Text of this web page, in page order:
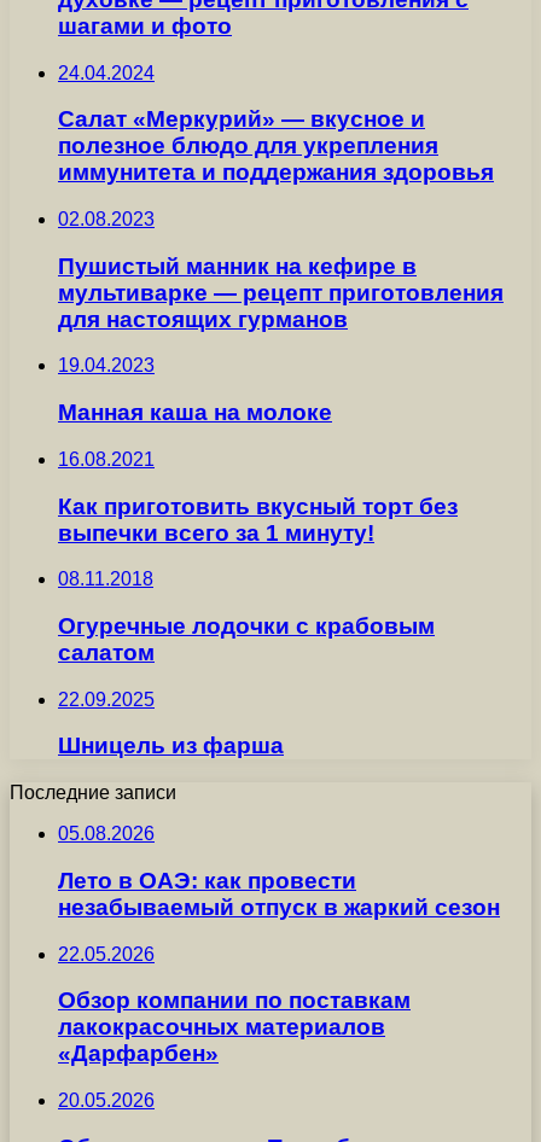
шагами и фото
24.04.2024
Салат «Меркурий» — вкусное и
полезное блюдо для укрепления
иммунитета и поддержания здоровья
02.08.2023
Пушистый манник на кефире в
мультиварке — рецепт приготовления
для настоящих гурманов
19.04.2023
Манная каша на молоке
16.08.2021
Как приготовить вкусный торт без
выпечки всего за 1 минуту!
08.11.2018
Огуречные лодочки с крабовым
салатом
22.09.2025
Шницель из фарша
Последние записи
05.08.2026
Лето в ОАЭ: как провести
незабываемый отпуск в жаркий сезон
22.05.2026
Обзор компании по поставкам
лакокрасочных материалов
«Дарфарбен»
20.05.2026